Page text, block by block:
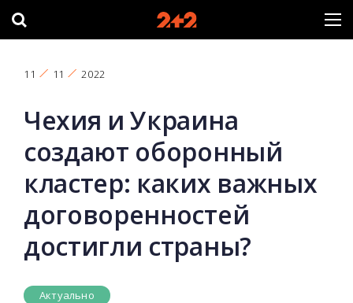
11 11 2022
Чехия и Украина
создают оборонный
кластер: каких важных
договоренностей
достигли страны?
Актуально